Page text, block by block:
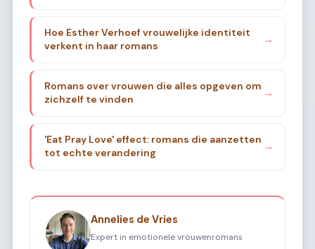
Hoe Esther Verhoef vrouwelijke identiteit
verkent in haar romans
→
Romans over vrouwen die alles opgeven om
zichzelf te vinden
→
'Eat Pray Love' effect: romans die aanzetten
tot echte verandering
→
Annelies de Vries
Expert in emotionele vrouwenromans